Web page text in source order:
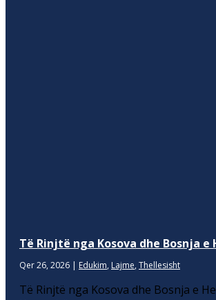
Të Rinjtë nga Kosova dhe Bosnja
Qer 26, 2026 | Edukim, Lajme, Thellesisht
Të Rinjtë nga Kosova dhe Bosnja e